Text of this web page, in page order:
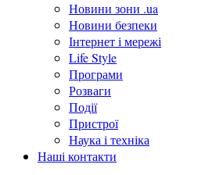
Новини зони .ua
Новини безпеки
Інтернет і мережі
Life Style
Програми
Розваги
Події
Пристрої
Наука і техніка
Наші контакти